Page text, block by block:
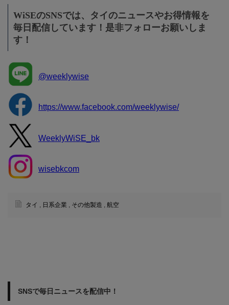
WiSEのSNSでは、タイのニュースやお得情報を
毎日配信しています！是非フォローお願いしま
す！
@weeklywise
https://www.facebook.com/weeklywise/
WeeklyWiSE_bk
wisebkcom
タイ , 日系企業 , その他製造 , 航空
SNSで毎日ニュースを配信中！